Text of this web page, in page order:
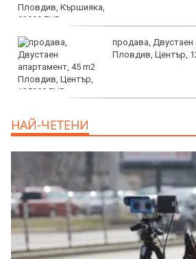
продава, Двустаен
Пловдив, Център,
НАЙ-ЧЕТЕНИ